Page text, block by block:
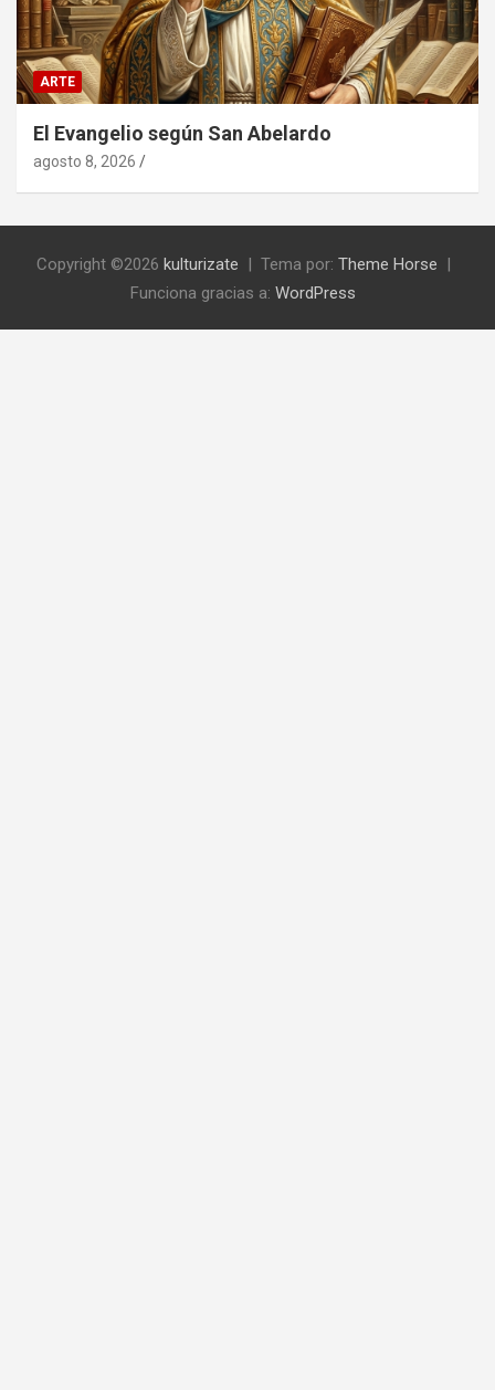
ARTE
El Evangelio según San Abelardo
agosto 8, 2026
Copyright ©2026 kulturizate Tema por: Theme Horse
Funciona gracias a: WordPress